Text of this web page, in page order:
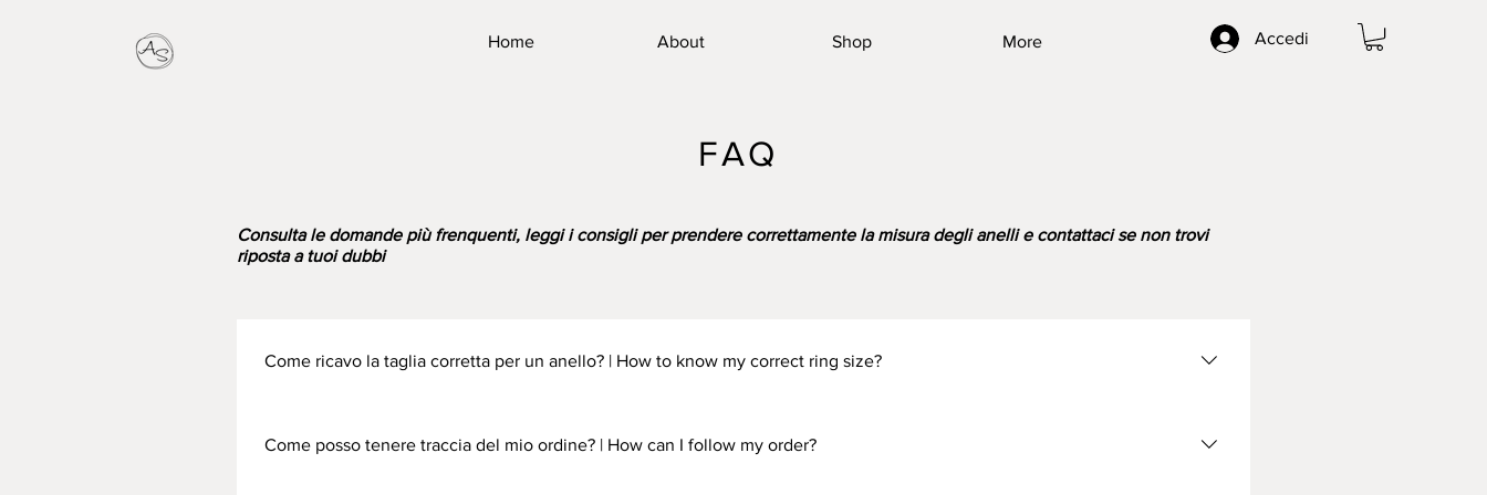
Accedi
Home About Shop More
FAQ
Consulta le domande più frenquenti, leggi i consigli per prendere correttamente la misura degli anelli e contattaci se non trovi
riposta a tuoi dubbi
Come ricavo la taglia corretta per un anello? | How to know my correct ring size?
Come posso tenere traccia del mio ordine? | How can I follow my order?